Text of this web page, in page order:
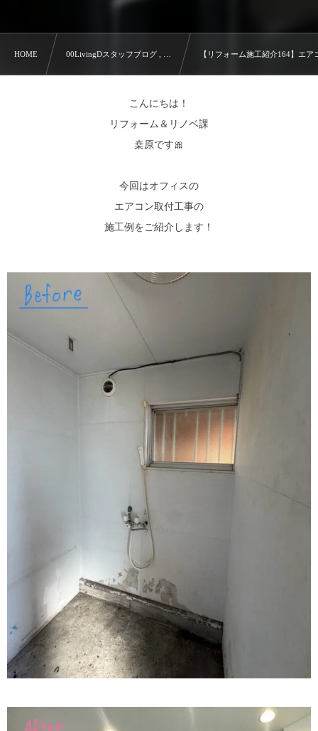
HOME 00LivingDスタッフブログ , … 【リフォーム施工紹介164】エ
こんにちは！
リフォーム＆リノベ課
桒原です🎀
今回はオフィスの
エアコン取付工事の
施工例をご紹介します！